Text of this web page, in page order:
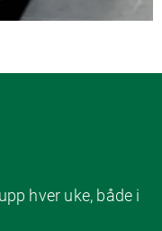
hver uke, både i